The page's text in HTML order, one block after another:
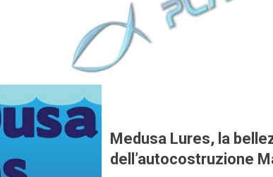
Medusa Lures, la
dell’autocostruzione